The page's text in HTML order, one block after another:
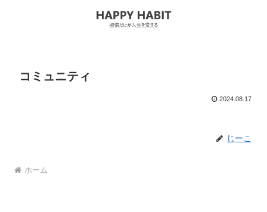
コミュニティ
2024.08.17
じーこ
ホーム